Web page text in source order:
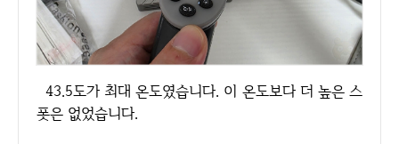
43.5도가 최대 온도였습니다. 이 온도보다 더 높은 스
폿은 없었습니다.